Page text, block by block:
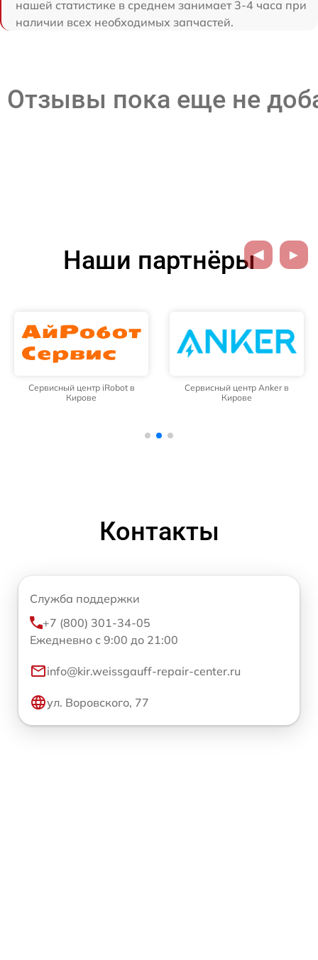
нашей статистике в среднем занимает 3-4 часа при
наличии всех необходимых запчастей.
Отзывы пока еще не
Наши партнёры
Сервисный центр iRobot в
Кирове
Сервисный центр Anker в
Кирове
Контакты
Служба поддержки
+7 (800) 301-34-05
Ежедневно с 9:00 до 21:00
info@kir.weissgauff-repair-center.ru
ул. Воровского, 77